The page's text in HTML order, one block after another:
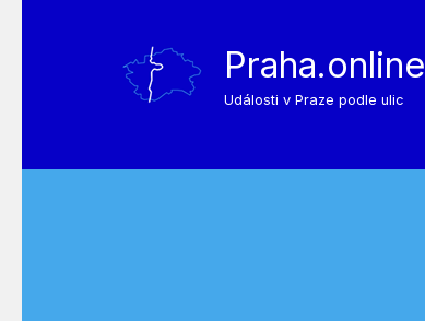
Praha.online
Události v Praze podle ulic